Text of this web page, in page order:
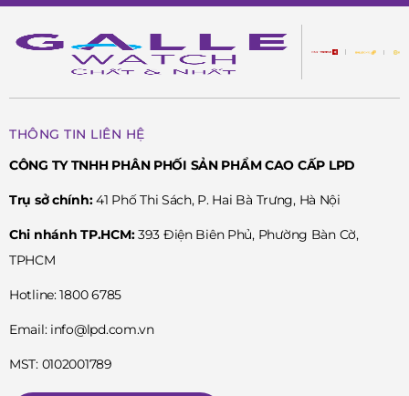
THÔNG TIN LIÊN HỆ
CÔNG TY TNHH PHÂN PHỐI SẢN PHẨM CAO CẤP LPD
Trụ sở chính:41 Phố Thi Sách, P. Hai Bà Trưng, Hà Nội
Chi nhánh TP.HCM:393 Điện Biên Phủ, Phường Bàn Cờ,
TPHCM
Hotline: 1800 6785
Email: info@lpd.com.vn
MST: 0102001789